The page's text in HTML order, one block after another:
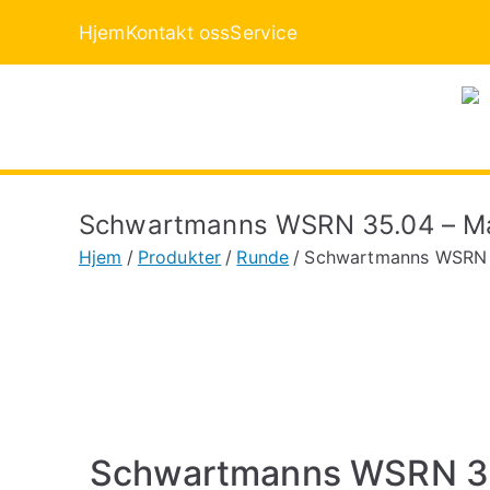
HjemKontakt ossService
Schwartmanns WSRN 35.04 –
Hjem Produkter Runde Schwartmanns
Schwartmanns WSRN